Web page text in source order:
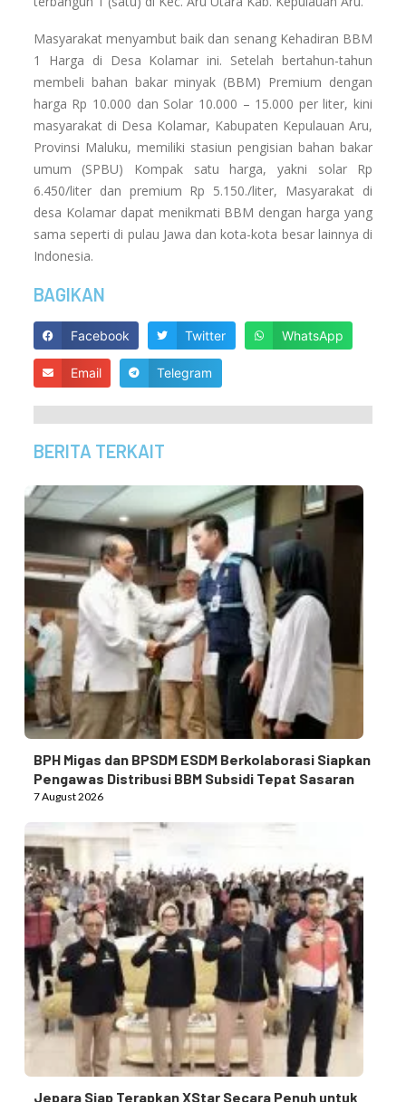
Masyarakat menyambut baik dan senang Kehadiran BBM
1 Harga di Desa Kolamar ini. Setelah bertahun-tahun
membeli bahan bakar minyak (BBM) Premium dengan
harga Rp 10.000 dan Solar 10.000 – 15.000 per liter, kini
masyarakat di Desa Kolamar, Kabupaten Kepulauan Aru,
Provinsi Maluku, memiliki stasiun pengisian bahan bakar
umum (SPBU) Kompak satu harga, yakni solar Rp
6.450/liter dan premium Rp 5.150./liter, Masyarakat di
desa Kolamar dapat menikmati BBM dengan harga yang
sama seperti di pulau Jawa dan kota-kota besar lainnya di
Indonesia.
BAGIKAN
Facebook Twitter WhatsApp
Email Telegram
BERITA TERKAIT
BPH Migas dan BPSDM ESDM Berkolaborasi Siapkan
Pengawas Distribusi BBM Subsidi Tepat Sasaran
7 August 2026
Jepara Siap Terapkan XStar Secara Penuh untuk